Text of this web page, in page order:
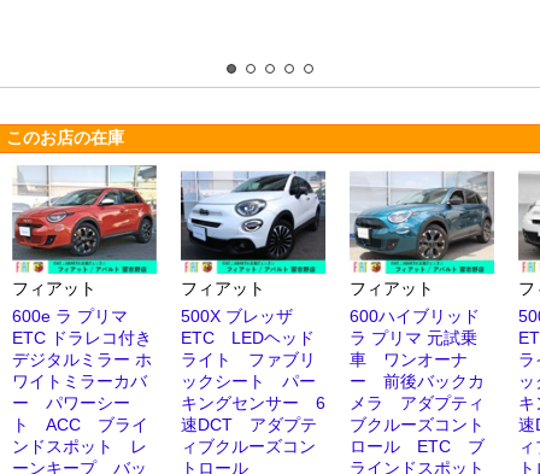
このお店の在庫
フィアット
600e ラ プリマ
ETC ドラレコ付き
デジタルミラー ホ
ワイトミラーカバ
ー パワーシー
ト ACC ブライ
ンドスポット レ
ーンキープ バッ
フィアット
500X ブレッザ
ETC LEDヘッド
ライト ファブリ
ックシート パー
キングセンサー 6
速DCT アダプテ
ィブクルーズコン
トロール
フィアット
600ハイブリッド
ラ プリマ 元試乗
車 ワンオーナ
ー 前後バックカ
メラ アダプティ
ブクルーズコント
ロール ETC ブ
ラインドスポット
フ
速